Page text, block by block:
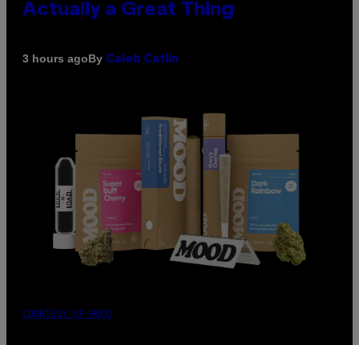
Actually a Great Thing
3 hours agoBy Caleb Catlin
COURTESY OF MOOD